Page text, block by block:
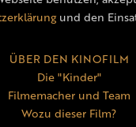
und den
ÜBER DEN KINOFILM
Die "Kinder"
Filmemacher und Team
Wozu dieser Film?